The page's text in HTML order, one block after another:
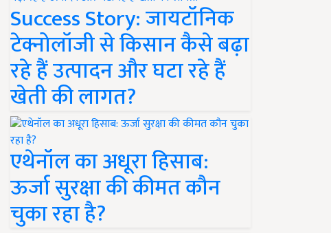
Success Story: जायटॉनिक
टेक्नोलॉजी से किसान कैसे बढ़ा
रहे हैं उत्पादन और घटा रहे हैं
खेती की लागत?
एथेनॉल का अधूरा हिसाब:
ऊर्जा सुरक्षा की कीमत कौन
चुका रहा है?